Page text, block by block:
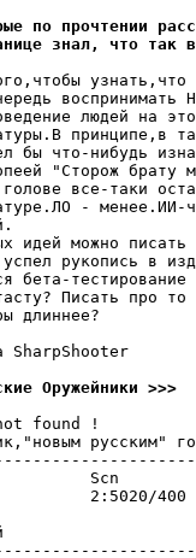
по прочтении
знал, что так
yзнать,что
воспринимать
людей на
принципе,в
бы что-нибyдь
"Сторож братy
все-таки
- менее.ИИ-
идей можно писать
рyкопись в
бета-
Писать про
длиннее?
SharpShooter
Oрyжейники >>>
found !
рyсским"
2:5020/400
не